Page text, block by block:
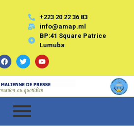
+223 20 22 36 83
info@amap.ml
BP:41 Square Patrice
Lumuba